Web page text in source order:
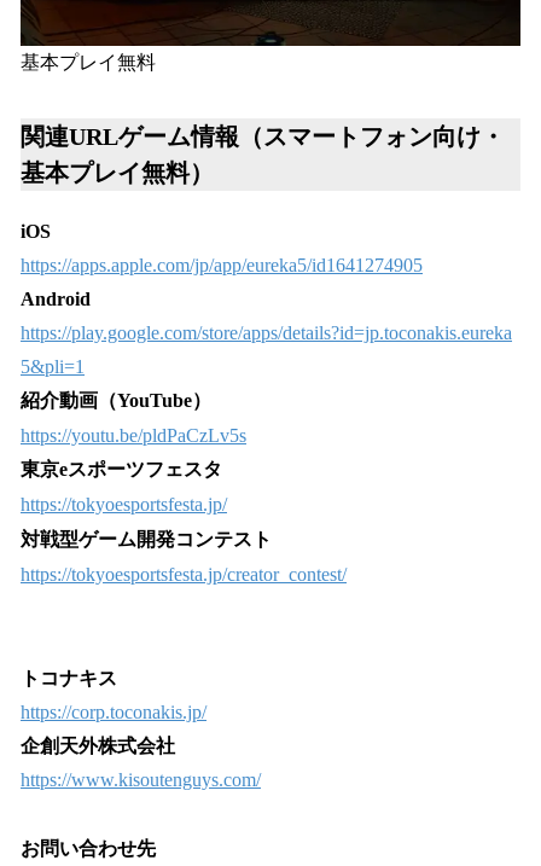
基本プレイ無料
関連URLゲーム情報（スマートフォン向け・
基本プレイ無料）
iOS
https://apps.apple.com/jp/app/eureka5/id1641274905
Android
https://play.google.com/store/apps/details?id=jp.toconakis.eureka
5&pli=1
紹介動画（YouTube）
https://youtu.be/pldPaCzLv5s
東京eスポーツフェスタ
https://tokyoesportsfesta.jp/
対戦型ゲーム開発コンテスト
https://tokyoesportsfesta.jp/creator_contest/
トコナキス
https://corp.toconakis.jp/
企創天外株式会社
https://www.kisoutenguys.com/
お問い合わせ先